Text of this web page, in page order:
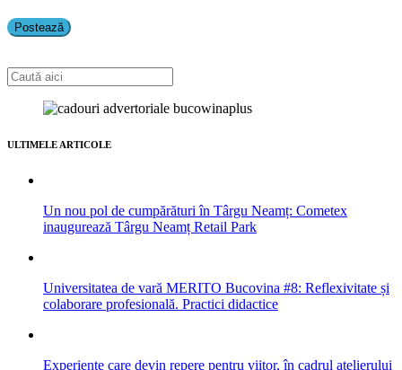
ULTIMELE ARTICOLE
Un nou pol de cumpărături în Târgu Neamț: Cometex
inaugurează Târgu Neamț Retail Park
Universitatea de vară MERITO Bucovina #8: Reflexivitate și
colaborare profesională. Practici didactice
Experiențe care devin repere pentru viitor, în cadrul atelierului